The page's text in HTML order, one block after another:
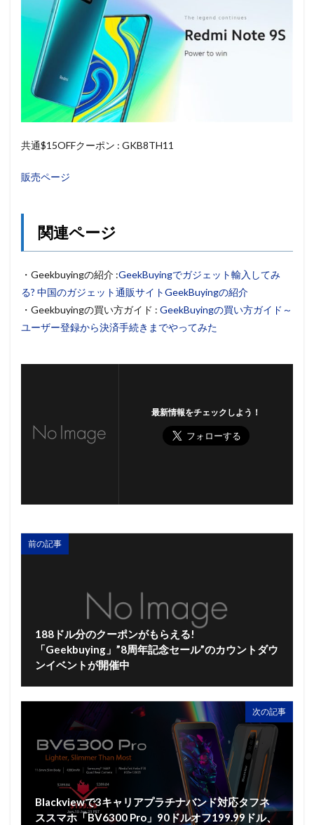
共通$15OFFクーポン : GKB8TH11
販売ページ
関連ページ
・Geekbuyingの紹介 :GeekBuyingでガジェット輸入してみ
る? 中国のガジェット通販サイトGeekBuyingの紹介
・Geekbuyingの買い方ガイド : GeekBuyingの買い方ガイド～
ユーザー登録から決済手続きまでやってみた
最新情報をチェックしよう！
前の記事
188ドル分のクーポンがもらえる!
「Geekbuying」”8周年記念セール”のカウントダウ
ンイベントが開催中
次の記事
Blackviewで3キャリアプラチナバンド対応タフネ
ススマホ「BV6300 Pro」90ドルオフ199.99ドル、